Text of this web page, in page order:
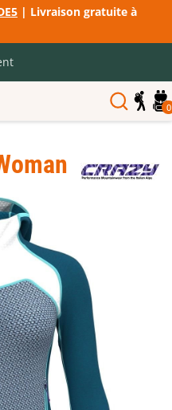
| Livraison gratuite à
0